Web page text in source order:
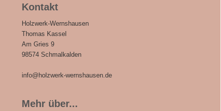
Kontakt
Holzwerk-Wernshausen
Thomas Kassel
Am Gries 9
98574 Schmalkalden
info@holzwerk-wernshausen.de
Mehr über...